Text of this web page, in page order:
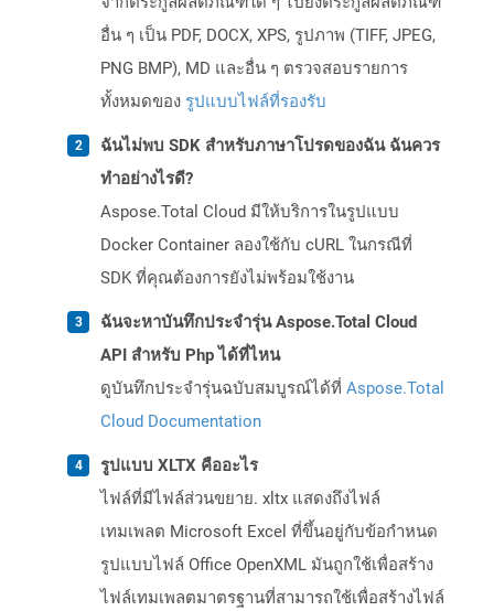
อื่น ๆ เป็น PDF, DOCX, XPS, รูปภาพ (TIFF, JPEG,
PNG BMP), MD และอื่น ๆ ตรวจสอบรายการ
ทั้งหมดของ รูปแบบไฟล์ที่รองรับ
ฉันไม่พบ SDK สำหรับภาษาโปรดของฉัน ฉันควร
ทำอย่างไรดี?
Aspose.Total Cloud มีให้บริการในรูปแบบ
Docker Container ลองใช้กับ cURL ในกรณีที่
SDK ที่คุณต้องการยังไม่พร้อมใช้งาน
ฉันจะหาบันทึกประจำรุ่น Aspose.Total Cloud
API สำหรับ Php ได้ที่ไหน
ดูบันทึกประจำรุ่นฉบับสมบูรณ์ได้ที่ Aspose.Total
Cloud Documentation
รูปแบบ XLTX คืออะไร
ไฟล์ที่มีไฟล์ส่วนขยาย. xltx แสดงถึงไฟล์
เทมเพลต Microsoft Excel ที่ขึ้นอยู่กับข้อกำหนด
รูปแบบไฟล์ Office OpenXML มันถูกใช้เพื่อสร้าง
ไฟล์เทมเพลตมาตรฐานที่สามารถใช้เพื่อสร้างไฟล์